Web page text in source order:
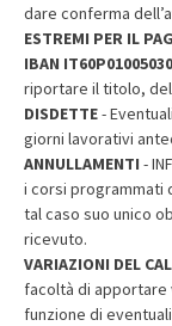
dare conferma
ESTREMI PER IL
IBAN
riportare il titolo,
DISDETTE-
giorni lavorativi
ANNULLAMENTI -
i corsi programmati
tal caso suo unico
ricevuto.
VARIAZIONI DEL
facoltà di apportare
funzione di